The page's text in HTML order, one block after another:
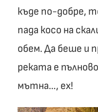
къде по-добре,
пада косо на
обем. Да беше и
реката е
мътна…, ех!